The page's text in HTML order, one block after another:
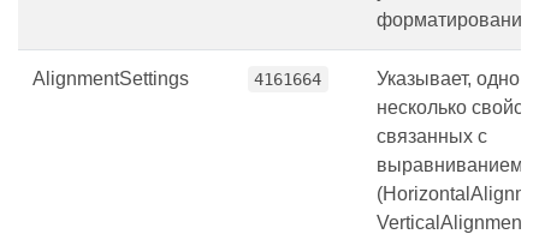
форматирование.
AlignmentSettings 4161664
Указывает, одно
несколько
связанных с
выравниванием
VerticalAlignment